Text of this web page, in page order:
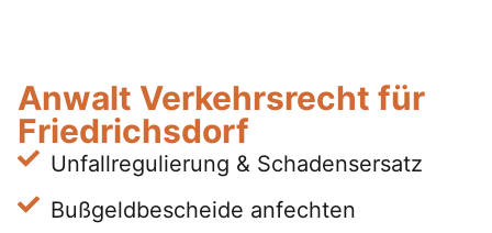
Anwalt Verkehrsrecht für
Friedrichsdorf
Unfallregulierung & Schadensersatz
Bußgeldbescheide anfechten